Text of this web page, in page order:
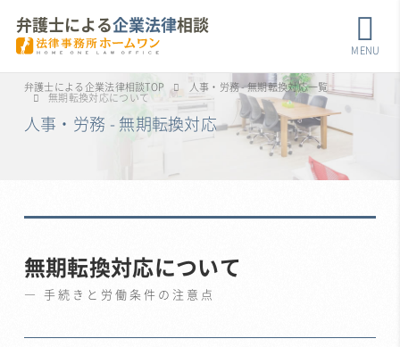
弁護士による企業法律相談
MENU
弁護士による企業法律相談TOP
人事・労務 - 無期転換対応一覧
無期転換対応について
人事・労務 - 無期転換対応
無期転換対応について
手続きと労働条件の注意点